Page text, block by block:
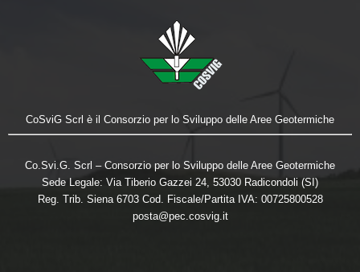
CoSviG Scrl è il Consorzio per lo Sviluppo delle Aree Geotermiche
Co.Svi.G. Scrl – Consorzio per lo Sviluppo delle Aree Geotermiche
Sede Legale: Via Tiberio Gazzei 24, 53030 Radicondoli (SI)
Reg. Trib. Siena 6703 Cod. Fiscale/Partita IVA: 00725800528
posta@pec.cosvig.it